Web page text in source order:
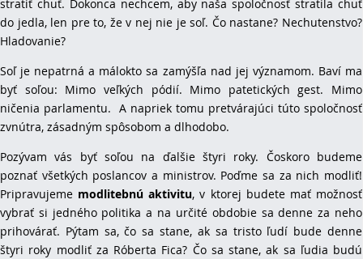
stratiť chuť. Dokonca nechcem, aby naša spoločnosť stratila chuť
do jedla, len pre to, že v nej nie je soľ. Čo nastane? Nechutenstvo?
Hladovanie?
Soľ je nepatrná a málokto sa zamýšľa nad jej významom. Baví ma
byť soľou: Mimo veľkých pódií. Mimo patetických gest. Mimo
ničenia parlamentu. A napriek tomu pretvárajúci túto spoločnosť
zvnútra, zásadným spôsobom a dlhodobo.
Pozývam vás byť soľou na ďalšie štyri roky. Čoskoro budeme
poznať všetkých poslancov a ministrov. Poďme sa za nich modliť!
Pripravujeme modlitebnú aktivitu, v ktorej budete mať možnosť
vybrať si jedného politika a na určité obdobie sa denne za neho
prihovárať. Pýtam sa, čo sa stane, ak sa tristo ľudí bude denne
štyri roky modliť za Róberta Fica? Čo sa stane, ak sa ľudia budú